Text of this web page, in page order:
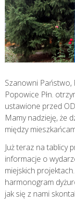
Szanowni Państwo,
Popowice Płn.
ustawione przed
Mamy nadzieję, że
między
Już teraz na tablicy
informacje o
miejskich
harmonogram
jak się z nami